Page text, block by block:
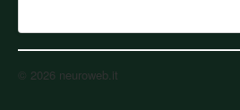
© 2026 neuroweb.it